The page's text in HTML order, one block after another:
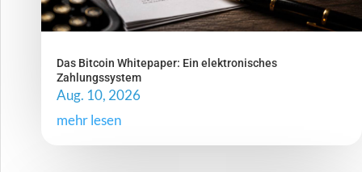
Das Bitcoin Whitepaper: Ein elektronisches
Zahlungssystem
Aug. 10, 2026
mehr lesen